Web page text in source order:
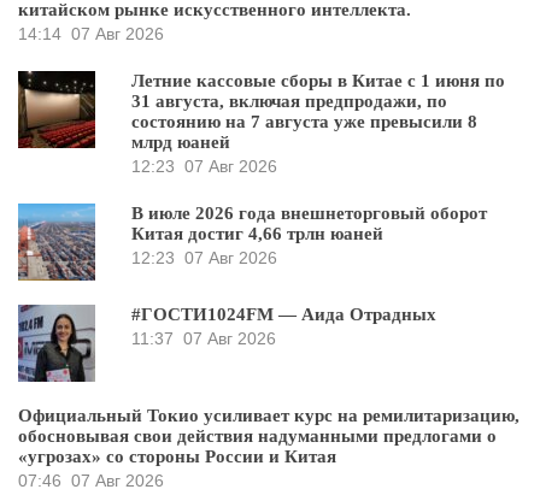
китайском рынке искусственного интеллекта.
14:14 07 Авг 2026
Летние кассовые сборы в Китае с 1 июня по
31 августа, включая предпродажи, по
состоянию на 7 августа уже превысили 8
млрд юаней
12:23 07 Авг 2026
В июле 2026 года внешнеторговый оборот
Китая достиг 4,66 трлн юаней
12:23 07 Авг 2026
#ГОСТИ1024FM — Аида Отрадных
11:37 07 Авг 2026
Официальный Токио усиливает курс на ремилитаризацию,
обосновывая свои действия надуманными предлогами о
«угрозах» со стороны России и Китая
07:46 07 Авг 2026